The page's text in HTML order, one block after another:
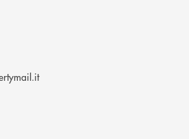
(si apre l’app di posta
l’app di posta elettronica)